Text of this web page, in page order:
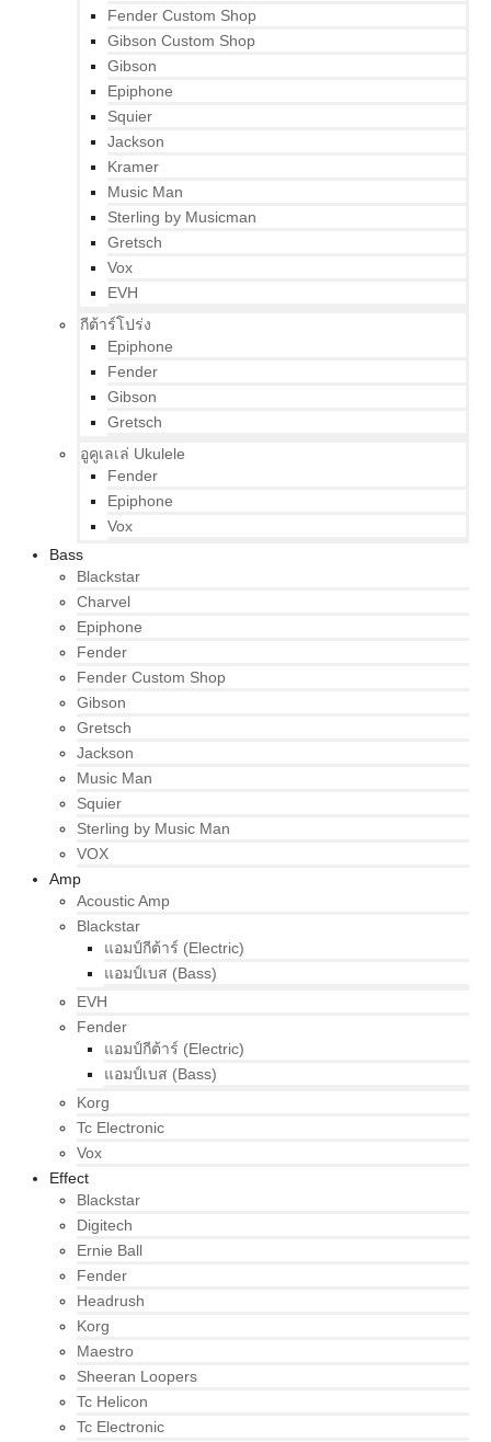
Fender Custom Shop
Gibson Custom Shop
Gibson
Epiphone
Squier
Jackson
Kramer
Music Man
Sterling by Musicman
Gretsch
Vox
EVH
กีต้าร์โปร่ง
Epiphone
Fender
Gibson
Gretsch
อูคูเลเล่ Ukulele
Fender
Epiphone
Vox
Bass
Blackstar
Charvel
Epiphone
Fender
Fender Custom Shop
Gibson
Gretsch
Jackson
Music Man
Squier
Sterling by Music Man
VOX
Amp
Acoustic Amp
Blackstar
แอมป์กีต้าร์ (Electric)
แอมป์เบส (Bass)
EVH
Fender
แอมป์กีต้าร์ (Electric)
แอมป์เบส (Bass)
Korg
Tc Electronic
Vox
Effect
Blackstar
Digitech
Ernie Ball
Fender
Headrush
Korg
Maestro
Sheeran Loopers
Tc Helicon
Tc Electronic